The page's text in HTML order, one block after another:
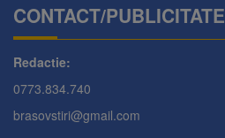
CONTACT/PUBLICITATE
Redactie:
0773.834.740
brasovstiri@gmail.com